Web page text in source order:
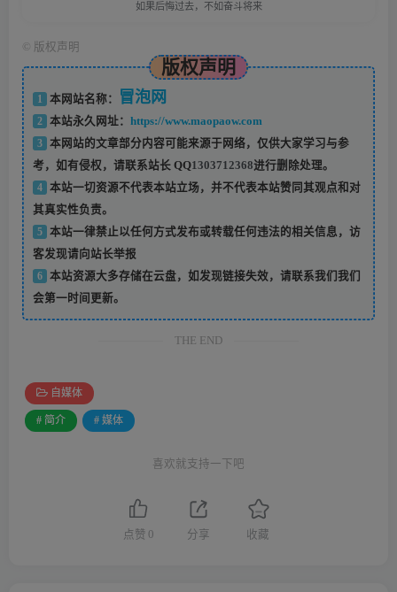
如果后悔过去，不如奋斗将来
版权声明
版权声明
1 本网站名称： 冒泡网
2 本站永久网址： https://www.maopaow.com
3
本网站的文章部分内容可能来源于网络，仅供大家学习与参
考，如有侵权，请联系站长 QQ1303712368进行删除处理。
4
本站一切资源不代表本站立场，并不代表本站赞同其观点和对
其真实性负责。
5
本站一律禁止以任何方式发布或转载任何违法的相关信息，访
客发现请向站长举报
6
本站资源大多存储在云盘，如发现链接失效，请联系我们我们
会第一时间更新。
THE END
自媒体
# 简介 # 媒体
喜欢就支持一下吧
点赞 0 分享 收藏